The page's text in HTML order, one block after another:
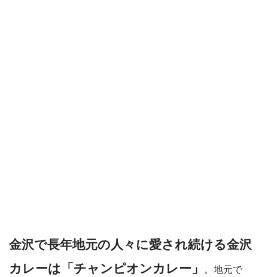
金沢で長年地元の人々に愛され続ける金沢
カレーは「チャンピオンカレー」
。地元で